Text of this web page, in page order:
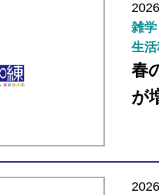
雑
生
春
が